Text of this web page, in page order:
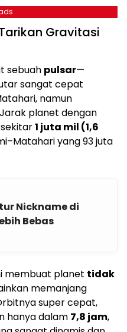
Gravitasi
sebuah pulsar—
sangat cepat
namun
planet dengan
1 juta mil (1,6
yang 93 juta
Nickname di
Bebas
membuat planet tidak
memanjang
super cepat,
hanya dalam 7,8 jam,